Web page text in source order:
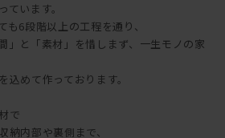
います。
6段階以上の工程を通り、
」と「素材」を惜しまず、一生モノの家
めて作っております。
で
納内部や裏側まで、